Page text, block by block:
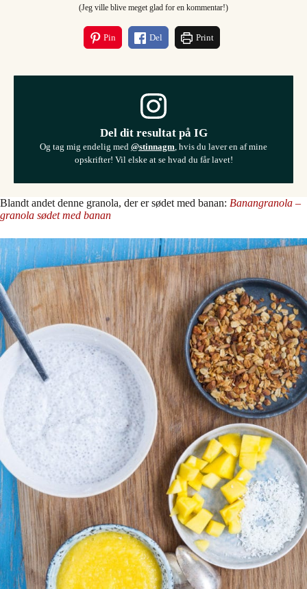
(Jeg ville blive meget glad for en kommentar!)
Pin Del Print
Del dit resultat på IG
Og tag mig endelig med @stinnagm, hvis du laver en af mine
opskrifter! Vil elske at se hvad du får lavet!
Blandt andet denne granola, der er sødet med banan: Banangranola –
granola sødet med banan